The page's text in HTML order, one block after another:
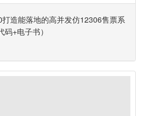
造能落地的高并发仿12306售票系
+电子书）